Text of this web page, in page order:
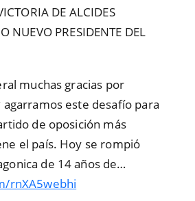
DE ALCIDES
NUEVO PRESIDENTE DEL
muchas gracias por
este desafío para
de oposición más
el país. Hoy se rompió
de 14 años de…
rnXA5webhi